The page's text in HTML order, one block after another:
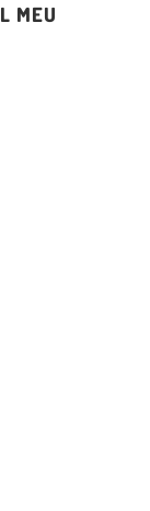
MEU